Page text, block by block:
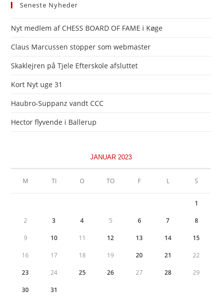
Seneste Nyheder
Nyt medlem af CHESS BOARD OF FAME i Køge
Claus Marcussen stopper som webmaster
Skaklejren på Tjele Efterskole afsluttet
Kort Nyt uge 31
Haubro-Suppanz vandt CCC
Hector flyvende i Ballerup
JANUAR 2023
M TI O TO F L S
1
2 3 4 5 6 7 8
9 10 11 12 13 14 15
16 17 18 19 20 21 22
23 24 25 26 27 28 29
30 31